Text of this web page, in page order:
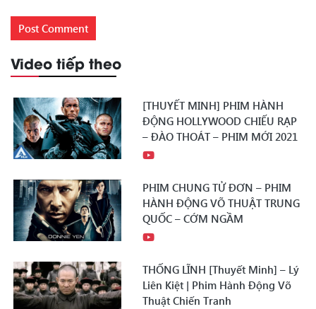
Video tiếp theo
[THUYẾT MINH] PHIM HÀNH
ĐỘNG HOLLYWOOD CHIẾU RẠP
– ĐÀO THOÁT – PHIM MỚI 2021
PHIM CHUNG TỬ ĐƠN – PHIM
HÀNH ĐỘNG VÕ THUẬT TRUNG
QUỐC – CỚM NGẦM
THỐNG LĨNH [Thuyết Minh] – Lý
Liên Kiệt | Phim Hành Động Võ
Thuật Chiến Tranh